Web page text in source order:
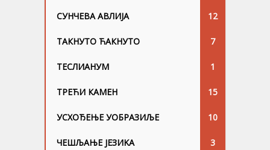
СУНЧЕВА АВЛИЈА 12
ТАКНУТО ЋАКНУТО 7
ТЕСЛИАНУМ 1
ТРЕЋИ КАМЕН 15
УСХОЂЕЊЕ УОБРАЗИЉЕ 10
ЧЕШЉАЊЕ ЈЕЗИKА 3